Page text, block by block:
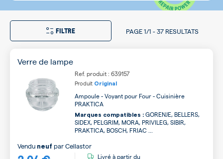
FILTRE PAGE1/1 -37 RESULTATS
Verre de lampe
Ref. produit : 639157
Produit Original
Ampoule - Voyant pour Four - Cuisinière
PRAKTICA
Marques compatibles : GORENJE, BELLERS,
SIDEX, PELGRIM, MORA, PRIVILEG, SIBIR,
PRAKTICA, BOSCH, FRIAC ...
Vendu neuf parCellastor
Livré à partir du